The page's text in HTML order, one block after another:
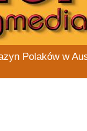
Polaków w